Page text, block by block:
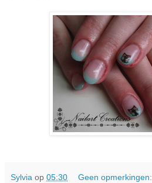
Sylvia op 05:30 Geen opmerkingen: